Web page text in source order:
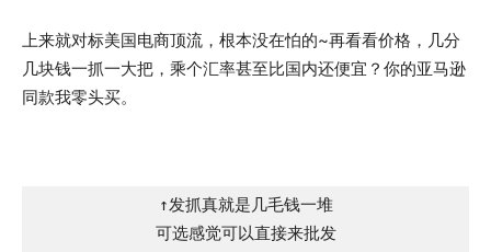
上来就对标美国电商顶流，根本没在怕的~再看看价格，几分
几块钱一抓一大把，乘个汇率甚至比国内还便宜？你的亚马逊
同款我零头买。
↑发抓真就是几毛钱一堆
可选感觉可以直接来批发